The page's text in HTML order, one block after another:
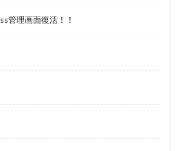
管理画面復活！！